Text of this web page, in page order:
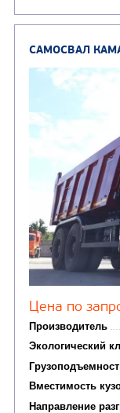
Вместимость
Колесная
САМОСВАЛ